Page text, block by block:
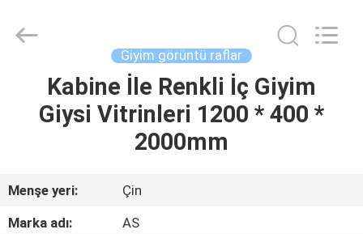
VIDEOLAR
Shelves
Co.,Ltd.
Giyim görüntü raflar
Kabine İle Renkli İç Giyim
Giysi Vitrinleri 1200 * 400 *
2000mm
Menşe yeri:
Çin
Marka adı:
AS